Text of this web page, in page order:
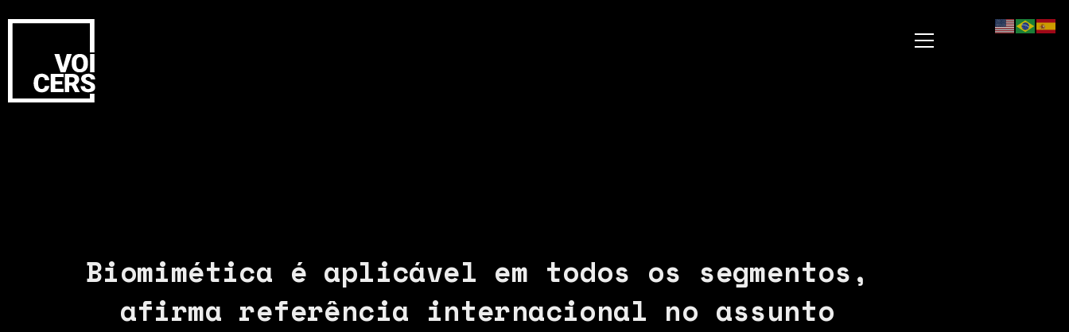
Biomimética é aplicável em todos os segmentos,
afirma referência internacional no assunto